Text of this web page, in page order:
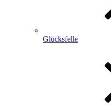
Glücksfelle